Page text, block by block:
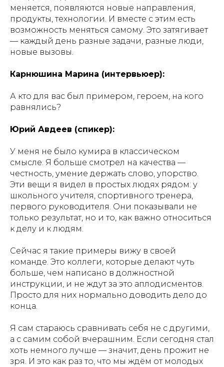
меняется, появляются новые направления,
продукты, технологии. И вместе с этим есть
возможность меняться самому. Это затягивает
— каждый день разные задачи, разные люди,
новые вызовы.
Карнюшина Марина (интервьюер):
А кто для вас был примером, героем, на кого
равнялись?
Юрий Авдеев (спикер):
У меня не было кумира в классическом
смысле. Я больше смотрел на качества —
честность, умение держать слово, упорство.
Эти вещи я видел в простых людях рядом: у
школьного учителя, спортивного тренера,
первого руководителя. Они показывали не
только результат, но и то, как важно относиться
к делу и к людям.
Сейчас я такие примеры вижу в своей
команде. Это коллеги, которые делают чуть
больше, чем написано в должностной
инструкции, и не ждут за это аплодисментов.
Просто для них нормально доводить дело до
конца.
Я сам стараюсь сравнивать себя не с другими,
а с самим собой вчерашним. Если сегодня стал
хоть немного лучше — значит, день прожит не
зря. И это как раз то, что мы ждём от молодых